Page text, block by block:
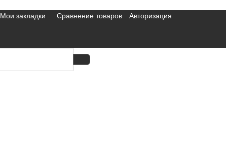
Мои закладки Сравнение товаров Авторизация